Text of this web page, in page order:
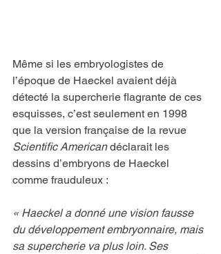
Même si les embryologistes de
l’époque de Haeckel avaient déjà
détecté la supercherie flagrante de ces
esquisses, c’est seulement en 1998
que la version française de la revue
Scientific American déclarait les
dessins d’embryons de Haeckel
comme frauduleux :
« Haeckel a donné une vision fausse
du développement embryonnaire, mais
sa supercherie va plus loin. Ses